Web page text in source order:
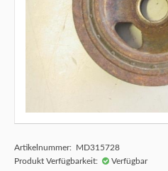
Artikelnummer: MD315728
Produkt Verfügbarkeit:
Verfügbar